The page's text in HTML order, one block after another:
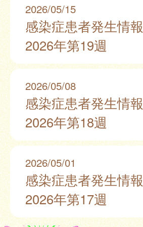
2026/05/15
感染症患者発生情報
2026年第19週
2026/05/08
感染症患者発生情報
2026年第18週
2026/05/01
感染症患者発生情報
2026年第17週